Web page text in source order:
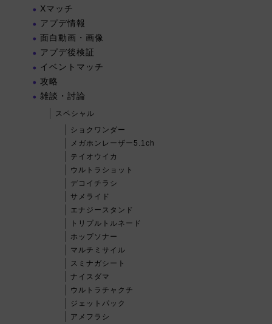
Xマッチ
アプデ情報
面白動画・画像
アプデ後検証
イベントマッチ
攻略
雑談・討論
スペシャル
ショクワンダー
メガホンレーザー5.1ch
テイオウイカ
ウルトラショット
デコイチラシ
サメライド
エナジースタンド
トリプルトルネード
ホップソナー
マルチミサイル
スミナガシート
ナイスダマ
ウルトラチャクチ
ジェットパック
アメフラシ